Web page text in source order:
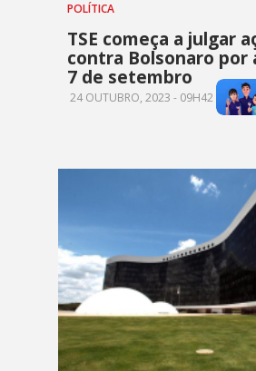
POLÍTICA
TSE começa a julgar
contra Bolsonaro por
7 de setembro
24 OUTUBRO, 2023 - 09H42